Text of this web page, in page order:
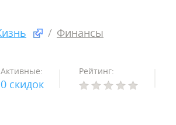
Финансы
Активные:
0 скидок
Рейтинг: